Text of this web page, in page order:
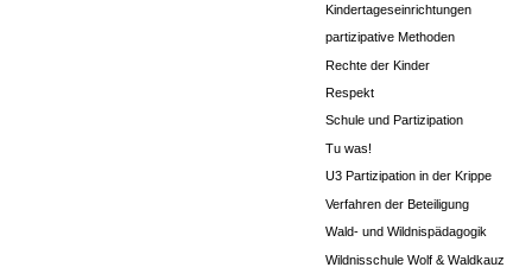
Kindertageseinrichtungen
partizipative Methoden
Rechte der Kinder
Respekt
Schule und Partizipation
Tu was!
U3 Partizipation in der Krippe
Verfahren der Beteiligung
Wald- und Wildnispädagogik
Wildnisschule Wolf & Waldkauz